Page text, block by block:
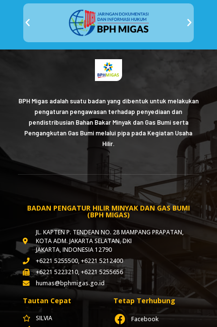
BPH Migas adalah suatu badan yang dibentuk untuk melakukan
pengaturan pengawasan terhadap penyediaan dan
pendistribusian Bahan Bakar Minyak dan Gas Bumi serta
Pengangkutan Gas Bumi melalui pipa pada Kegiatan Usaha
Hilir.
BADAN PENGATUR HILIR MINYAK DAN GAS BUMI
(BPH MIGAS)
JL. KAPTEN P. TENDEAN NO. 28 MAMPANG PRAPATAN,
KOTA ADM. JAKARTA SELATAN, DKI
JAKARTA, INDONESIA 12790
+6221 5255500, +6221 5212400
+6221 5223210, +6221 5255656
humas@bphmigas.go.id
Tautan Cepat
SILVIA
Tetap Terhubung
Facebook